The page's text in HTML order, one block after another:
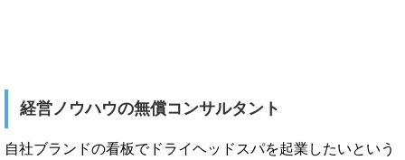
経営ノウハウの無償コンサルタント
自社ブランドの看板でドライヘッドスパを起業したいという